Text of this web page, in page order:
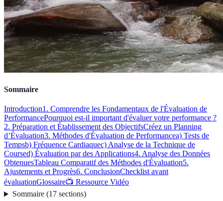
Sommaire
Introduction1. Comprendre les Fondamentaux de l'Évaluation de
PerformancePourquoi est-il important d'évaluer votre performance ?
2. Préparation et Établissement des ObjectifsCréez un Planning
d’Évaluation3. Méthodes d'Évaluation de Performancea) Tests de
Tempsb) Fréquence Cardiaquec) Analyse de la Technique de
Coursed) Évaluation par des Applications4. Analyse des Données
ObtenuesTableau Comparatif des Méthodes d'Évaluation5.
Ajustements et Progrès6. ConclusionChecklist avant
évaluationGlossaire📺 Ressource Vidéo
Sommaire(17 sections)